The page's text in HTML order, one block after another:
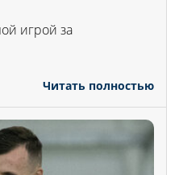
игрой за
Читать полностью